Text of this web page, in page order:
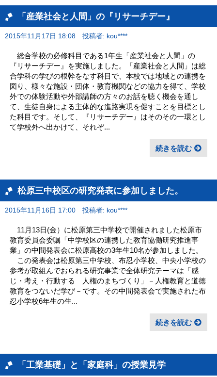
「産業社会と人間」の『リサーチデー』
2015年11月17日 18:08 投稿者: kou****
総合学校の必修科目である1年生「産業社会と人間」の
『リサーチデー』を実施しました。「産業社会と人間」は総
合学科の学びの根幹をなす科目で、本校では地域との連携を
図り、様々な施設・団体・教育機関などの協力を得て、学校
外での体験活動や外部講師の方々のお話を聴く機会を通し
て、生徒自身による主体的な進路実現を促すことを目標とし
た科目です。そして、『リサーチデー』はそのその一環とし
て学校外へ出かけて、それぞ...
続きを読む
松原三中校区の研究発表に参加しました。
2015年11月16日 17:00 投稿者: kou****
11月13日(金）に松原第三中学校で開催されました松原市
教育委員会委嘱「中学校区の連携した教育協働研究推進事
業」の中間発表会に松原高校の3年生10名が参加しました。
この発表会は松原第三中学校、布忍小学校、中央小学校の
参考が取組んでおられる研究事業で全体研究テーマは「感
じ・考え・行動する 人権のまちづくり」－人権教育と道徳
教育をつないだ学び－です。その中間発表会で実施された布
忍小学校6年生の生...
続きを読む
「工業基礎」と「家庭科」の授業見学